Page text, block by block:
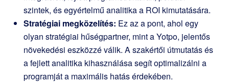
szintek, és egyértelmű analitika a ROI kimutatására.
Stratégiai megközelítés: Ez az a pont, ahol egy
olyan stratégiai hűségpartner, mint a Yotpo, jelentős
növekedési eszközzé válik. A szakértői útmutatás és
a fejlett analitika kihasználása segít optimalizálni a
programját a maximális hatás érdekében.